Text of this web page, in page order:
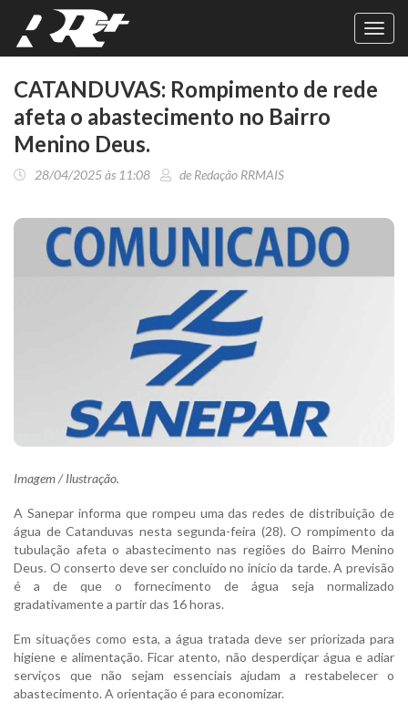
CATANDUVAS: Rompimento de rede
afeta o abastecimento no Bairro
Menino Deus.
28/04/2025 às 11:08 de Redação RRMAIS
Imagem / Ilustração.
A Sanepar informa que rompeu uma das redes de distribuição de
água de Catanduvas nesta segunda-feira (28). O rompimento da
tubulação afeta o abastecimento nas regiões do Bairro Menino
Deus. O conserto deve ser concluído no início da tarde. A previsão
é a de que o fornecimento de água seja normalizado
gradativamente a partir das 16 horas.
Em situações como esta, a água tratada deve ser priorizada para
higiene e alimentação. Ficar atento, não desperdiçar água e adiar
serviços que não sejam essenciais ajudam a restabelecer o
abastecimento. A orientação é para economizar.